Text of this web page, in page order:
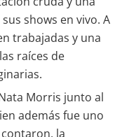
shows en vivo. A
trabajadas y una
raíces de
Morris junto al
además fue uno
la